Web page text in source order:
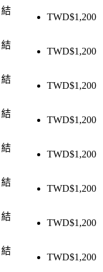
結
TWD$1,200
結
TWD$1,200
結
TWD$1,200
結
TWD$1,200
結
TWD$1,200
結
TWD$1,200
結
TWD$1,200
結
TWD$1,200